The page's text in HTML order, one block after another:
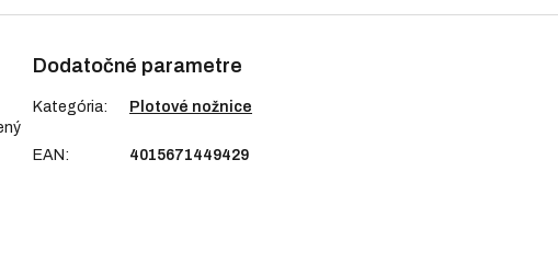
Dodatočné parametre
Kategória: Plotové nožnice
EAN : 4015671449429